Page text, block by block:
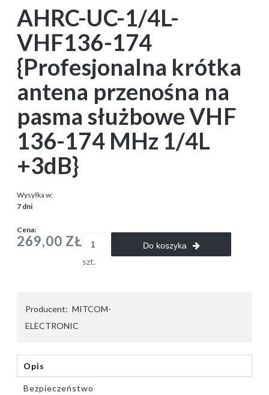
AHRC-UC-1/4L-
VHF136-174
{Profesjonalna krótka
antena przenośna na
pasma służbowe VHF
136-174 MHz 1/4L
+3dB}
Wysyłka w:
7 dni
Cena:
269,00 ZŁ
szt.
Do koszyka
Producent: MITCOM-
ELECTRONIC
Opis
Bezpieczeństwo